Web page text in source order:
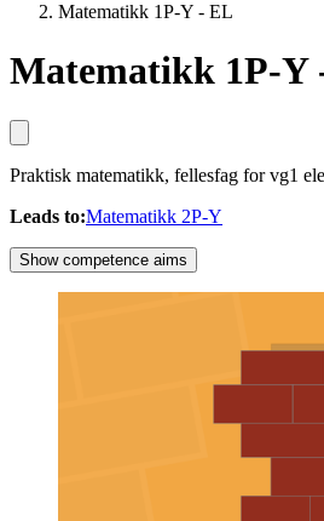
Matematikk 1P-Y - EL
Matematikk 1P-Y
Praktisk matematikk, fellesfag for vg1
Leads to:Matematikk 2P-Y
Show competence aims